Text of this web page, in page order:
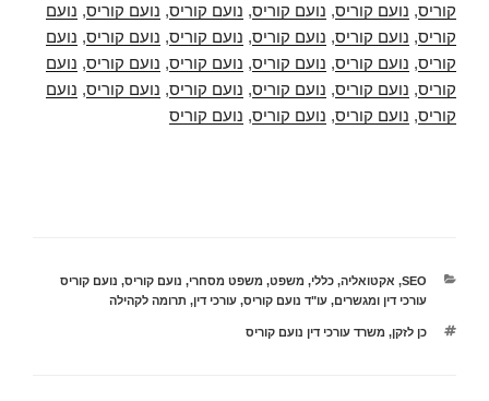
קוריס, נועם קוריס, נועם קוריס, נועם קוריס, נועם קוריס, נועם
קוריס, נועם קוריס, נועם קוריס, נועם קוריס, נועם קוריס, נועם
קוריס, נועם קוריס, נועם קוריס, נועם קוריס, נועם קוריס, נועם
קוריס, נועם קוריס, נועם קוריס, נועם קוריס, נועם קוריס, נועם
קוריס, נועם קוריס, נועם קוריס, נועם קוריס
קטגוריות
SEO
, אקטואליה,כללי, משפט, משפט מסחרי, נועם קוריס, נועם קוריס
עורכי דין ומגשרים,עו"ד נועם קוריס,עורכי דין, תרומה לקהילה
תגיות
כן לזקן, משרד עורכי דין נועם קוריס